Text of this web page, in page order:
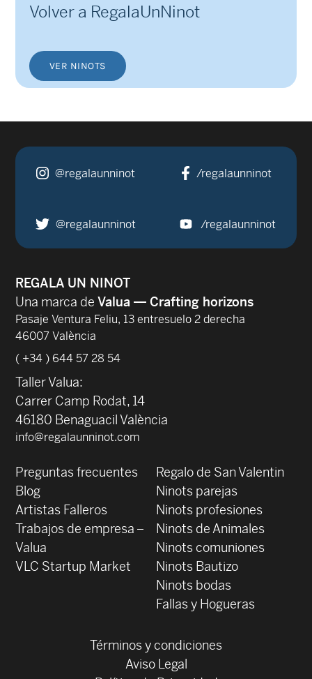
Volver a RegalaUnNinot
VER NINOTS
@regalaunninot /regalaunninot
@regalaunninot /regalaunninot
REGALA UN NINOT
Una marca de Valua — Crafting horizons
Pasaje Ventura Feliu, 13 entresuelo 2 derecha
46007 València
( +34 ) 644 57 28 54
Taller Valua:
Carrer Camp Rodat, 14
46180 Benaguacil València
info@regalaunninot.com
Preguntas frecuentes
Blog
Artistas Falleros
Trabajos de empresa –
Valua
VLC Startup Market
Regalo de San Valentin
Ninots parejas
Ninots profesiones
Ninots de Animales
Ninots comuniones
Ninots Bautizo
Ninots bodas
Fallas y Hogueras
Términos y condiciones
Aviso Legal